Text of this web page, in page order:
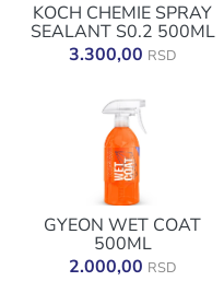
KOCH CHEMIE SPRAY
SEALANT S0.2 500ML
3.300,00 RSD
GYEON WET COAT
500ML
2.000,00 RSD